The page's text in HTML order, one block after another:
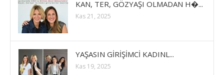
KAN, TER, GÖZYAŞI OLMADAN H�...
Kas 21, 2025
YAŞASIN GİRİŞİMCİ KADINL...
Kas 19, 2025